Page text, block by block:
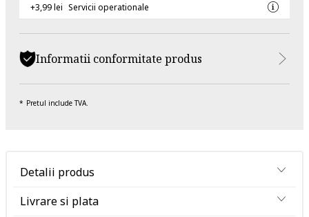
+3,99 lei Servicii operationale
Informatii conformitate produs
Pretul include TVA.
Detalii produs
Livrare si plata